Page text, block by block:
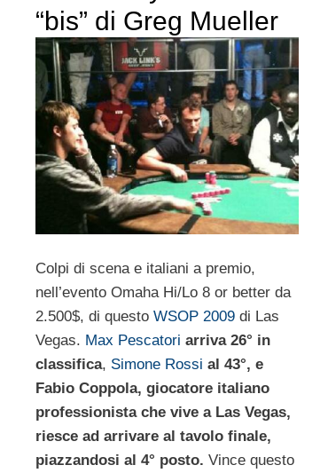
“bis” di Greg Mueller
Colpi di scena e italiani a premio,
nell’evento Omaha Hi/Lo 8 or better da
2.500$, di questo WSOP 2009 di Las
Vegas. Max Pescatori arriva 26° in
classifica, Simone Rossi al 43°, e
Fabio Coppola, giocatore italiano
professionista che vive a Las Vegas,
riesce ad arrivare al tavolo finale,
piazzandosi al 4° posto. Vince questo